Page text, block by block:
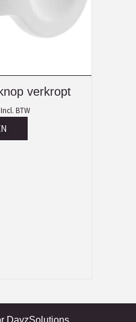
verkropt
Incl. BTW
DayzSolutions